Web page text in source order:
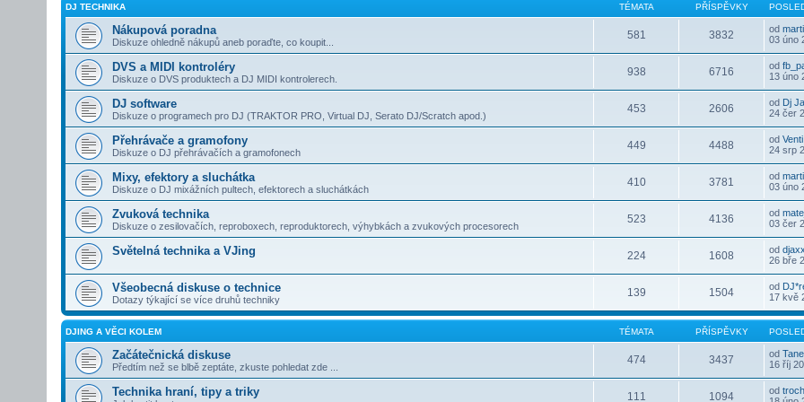
DJ TECHNIKA TÉMATA PŘÍSPĚVKY
Nákupová poradna
Diskuze ohledně nákupů aneb poraďte, co koupit...
581 3832 od
03 úno
DVS a MIDI kontroléry
Diskuze o DVS produktech a DJ MIDI kontrolerech.
938 6716 od
13 úno
DJ software
Diskuze o programech pro DJ (TRAKTOR PRO, Virtual DJ, Serato DJ/Scratch apod.)
453 2606 od Dj
24 čer
Přehrávače a gramofony
Diskuze o DJ přehrávačích a gramofonech
449 4488 od Venti
24 srp
Mixy, efektory a sluchátka
Diskuze o DJ mixážních pultech, efektorech a sluchátkách
410 3781 od
03 úno
Zvuková technika
Diskuze o zesilovačích, reproboxech, reproduktorech, výhybkách a zvukových procesorech
523 4136 od
03 čer
Světelná technika a VJing 224 1608 od
26 bře
Všeobecná diskuse o technice
Dotazy týkající se více druhů techniky
139 1504 od
17 kvě
DJING A VĚCI KOLEM TÉMATA PŘÍSPĚVKY
Začátečnická diskuse
Předtím než se blbě zeptáte, zkuste pohledat zde ...
474 3437 od
16 říj
Technika hraní, tipy a triky 111 1094 od